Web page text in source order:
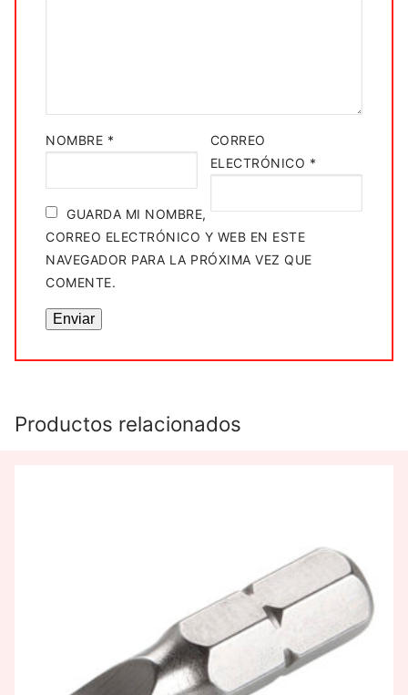
NOMBRE *
CORREO
ELECTRÓNICO *
GUARDA MI NOMBRE,
CORREO ELECTRÓNICO Y WEB EN ESTE
NAVEGADOR PARA LA PRÓXIMA VEZ QUE
COMENTE.
Productos relacionados